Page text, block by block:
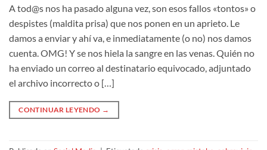
A tod@s nos ha pasado alguna vez, son esos fallos «tontos» o
despistes (maldita prisa) que nos ponen en un aprieto. Le
damos a enviar y ahí va, e inmediatamente (o no) nos damos
cuenta. OMG! Y se nos hiela la sangre en las venas. Quién no
ha enviado un correo al destinatario equivocado, adjuntado
el archivo incorrecto o […]
CONTINUAR LEYENDO →